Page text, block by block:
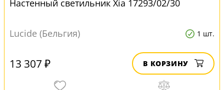
Настенный светильник Xia 17293/02/30
Lucide (Бельгия) 1 шт.
13 307 ₽ В КОРЗИНУ